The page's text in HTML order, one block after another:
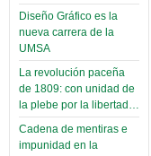
Diseño Gráfico es la
nueva carrera de la
UMSA
La revolución paceña
de 1809: con unidad de
la plebe por la libertad…
Cadena de mentiras e
impunidad en la